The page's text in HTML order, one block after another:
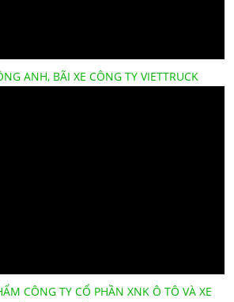
ANH, BÃI XE CÔNG TY VIETTRUCK
CÔNG TY CỔ PHẦN XNK Ô TÔ VÀ XE